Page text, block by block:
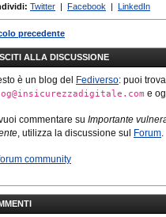
Twitter | Facebook | LinkedIn
precedente
ALLA DISCUSSIONE
è un blog del Fediverso: puoi
e
commentare su Importante
, utilizza la discussione sul Forum.
community